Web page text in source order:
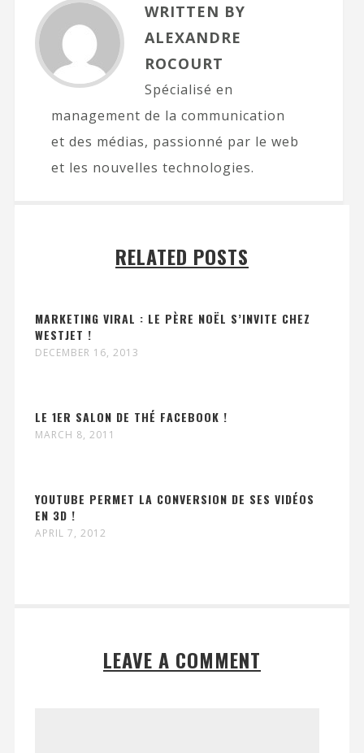
WRITTEN BY
ALEXANDRE
ROCOURT
Spécialisé en
management de la communication
et des médias, passionné par le web
et les nouvelles technologies.
RELATED POSTS
MARKETING VIRAL : LE PÈRE NOËL S’INVITE CHEZ
WESTJET !
DECEMBER 16, 2013
LE 1ER SALON DE THÉ FACEBOOK !
MARCH 8, 2011
YOUTUBE PERMET LA CONVERSION DE SES VIDÉOS
EN 3D !
APRIL 7, 2012
LEAVE A COMMENT